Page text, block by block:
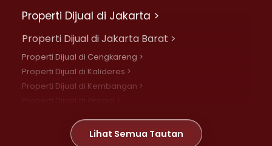
Properti Dijual di Jakarta >
Properti Dijual di Jakarta Barat >
Properti Dijual di Cengkareng >
Properti Dijual di Kalideres >
Properti Dijual di Kembangan >
Properti Dijual di Meruya >Lihat Semua Tautan